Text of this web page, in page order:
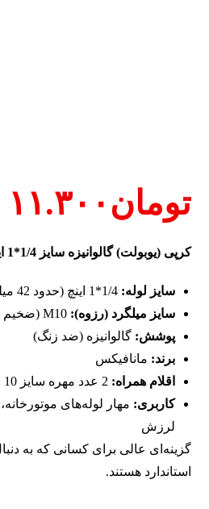
تومان ۱۱.۳۰۰
کرپی (یوبولت) گالوانیزه سایز 1/4*1 اینچ – رزوه M10 (سنگین)
سایز لوله: 1/4*1 اینچ (حدود 42 میلی‌متر – لوله 3)
سایز میلگرد (رزوه): M10 (ضخیم و صنعتی)
پوشش: گالوانیزه (ضد زنگ)
برند: مانافیکس
اقلام همراه:
کاربری: مهار لوله‌های
لرزش
گزینه‌ای عالی برای کسانی که به
استاندارد هستند.